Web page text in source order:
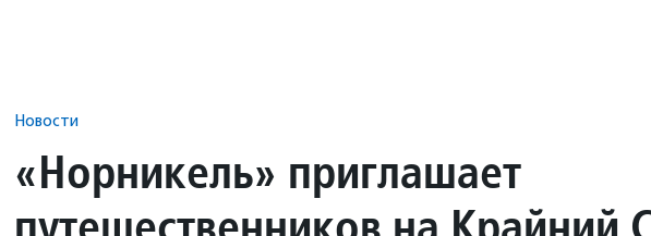
Новости
«Норникель» приглашает